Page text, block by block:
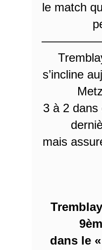
le match
s’incline
3 à 2 dans
mais
dans le